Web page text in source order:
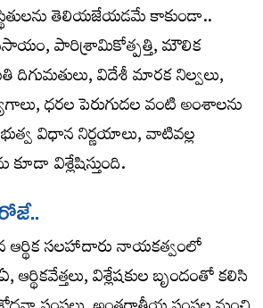
తెలియజేయడమే కాకుండా..
పారిశ్రామికోత్పత్తి, మౌలిక
విదేశీ మారక నిల్వలు,
ధరల పెరుగుదల వంటి అంశాలను
విధాన నిర్ణయాలు, వాటివల్ల
కూడా విశ్లేషిస్తుంది.
రోజే..
ఆర్థిక సలహాదారు నాయకత్వంలో
విశ్లేషకుల బృందంతో కలిసి